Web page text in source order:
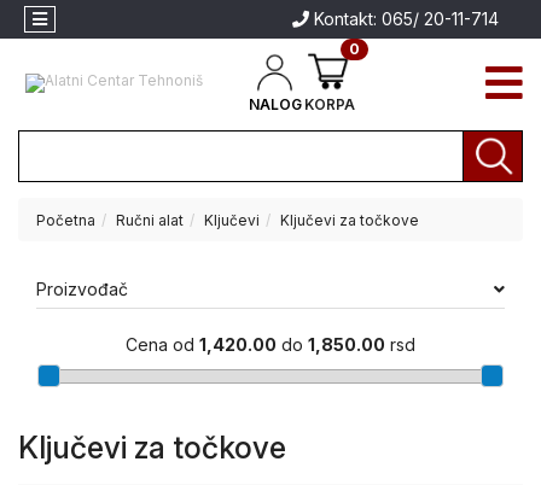
Kontakt: 065/ 20-11-714
NALOG KORPA
0
Aparati za
Električni
Akumulatorski
Akcija
Aparati
za
Brendovi
Početna Ručni alat Ključevi Ključevi za točkove
Proizvođač
Cena od 1,420.00 do 1,850.00 rsd
Ključevi za točkove